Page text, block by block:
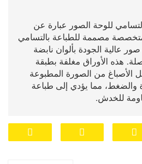
للوحة الصور عبارة عن
مصممة للطباعة بالتسامي
عالية الجودة بألوان نابضة
هذه الأوراق مغلفة بطبقة
الأصباغ من الصورة المطبوعة
والضغط، مما يؤدي إلى طباعة
للخدش.